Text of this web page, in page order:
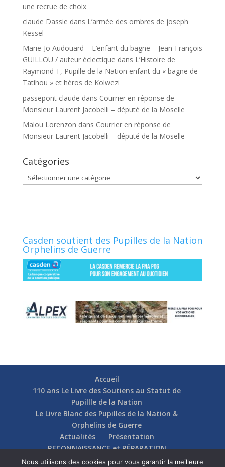
une recrue de choix
claude Dassie dans L’armée des ombres de joseph
Kessel
Marie-Jo Audouard – L’enfant du bagne – Jean-François
GUILLOU / auteur éclectique dans L’Histoire de
Raymond T, Pupille de la Nation enfant du « bagne de
Tatihou » et héros de Kolwezi
passepont claude dans Courrier en réponse de
Monsieur Laurent Jacobelli – député de la Moselle
Malou Lorenzon dans Courrier en réponse de
Monsieur Laurent Jacobelli – député de la Moselle
Catégories
Catégories
Casden soutient des Pupilles de la Nation
Orphelins de Guerre
Accueil
110 ans Le Livre des Soutiens au Statut de
Pupillle de la Nation
Le Livre Blanc des Pupilles de la Nation &
Orphelins de Guerre
Actualités
Présentation
RECONNAISSANCE et RÉPARATION
Nos soutiens
Fédérations
Actions
Nous utilisons des cookies pour vous garantir la meilleure